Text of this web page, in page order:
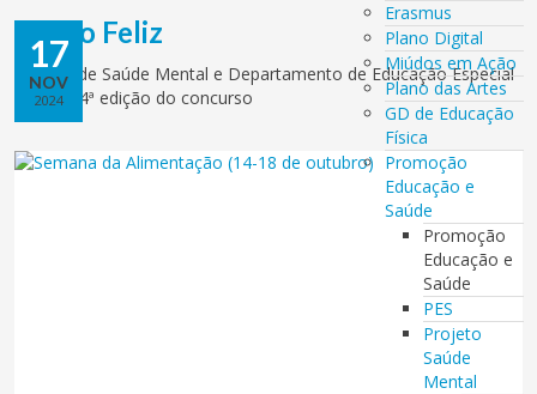
Erasmus
Plano Digital
Miúdos em Ação
Plano das Artes
GD de Educação
Física
Promoção
Educação e
Saúde
Promoção
Educação e
Saúde
PES
Projeto
Saúde
Mental
17
NOV
2024
Bairro Feliz
Projeto de Saúde Mental e Departamento de Educação Especial
vence a 4ª edição do concurso